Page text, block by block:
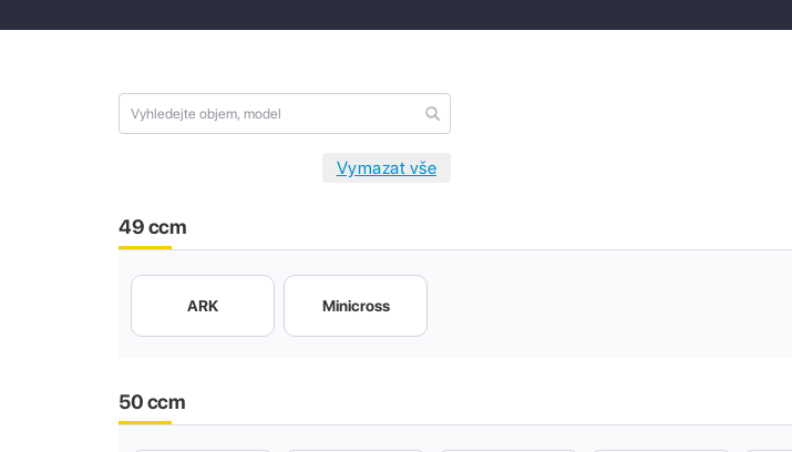
49 ccm
ARK Minicross
50 ccm